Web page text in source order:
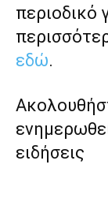
περιοδικό
εδώ.
ειδήσεις